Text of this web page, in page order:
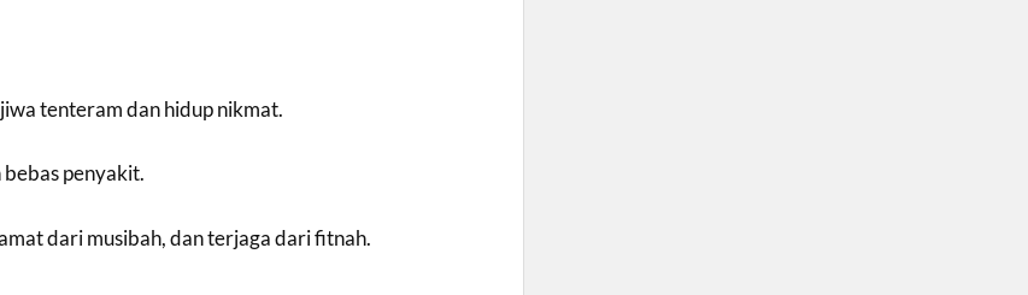
tenteram dan hidup nikmat.
bebas penyakit.
dari musibah, dan terjaga dari fitnah.